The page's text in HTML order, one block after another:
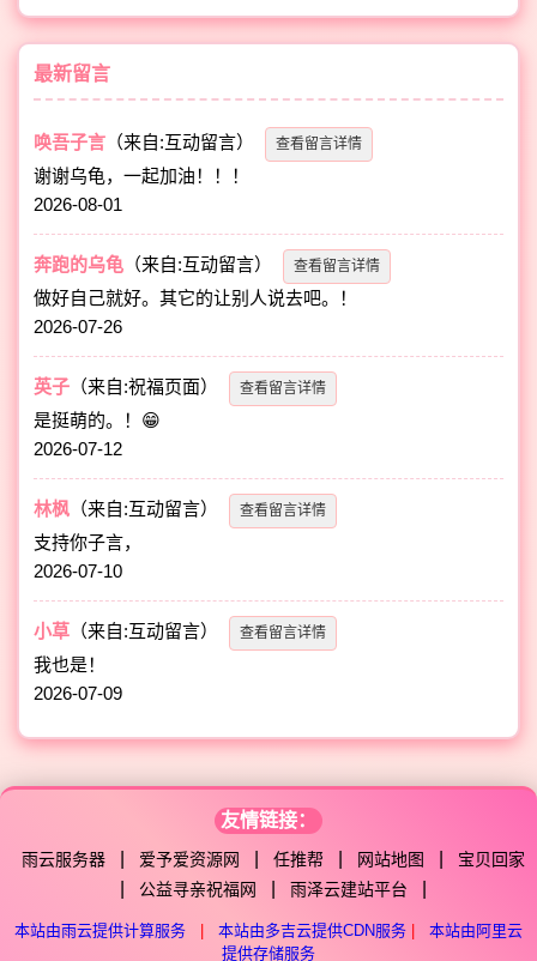
最新留言
唤吾子言 （来自:互动留言） 查看留言详情
谢谢乌龟，一起加油！！！
2026-08-01
奔跑的乌龟 （来自:互动留言） 查看留言详情
做好自己就好。其它的让别人说去吧。！
2026-07-26
英子 （来自:祝福页面） 查看留言详情
是挺萌的。！😁
2026-07-12
林枫 （来自:互动留言） 查看留言详情
支持你子言，
2026-07-10
小草 （来自:互动留言） 查看留言详情
我也是！
2026-07-09
友情链接：
雨云服务器 爱予爱资源网 任推帮 网站地图 宝贝回家
公益寻亲祝福网 雨泽云建站平台
本站由雨云提供计算服务 本站由多吉云提供CDN服务
本站由阿里云
提供存储服务